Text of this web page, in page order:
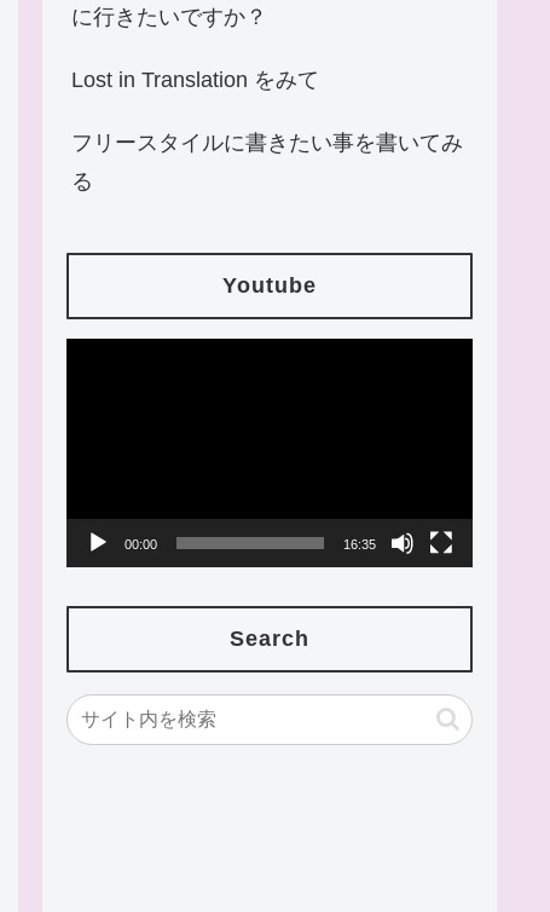
に行きたいですか？
Lost in Translation をみて
フリースタイルに書きたい事を書いてみ
る
Youtube
00:00 16:35
Search